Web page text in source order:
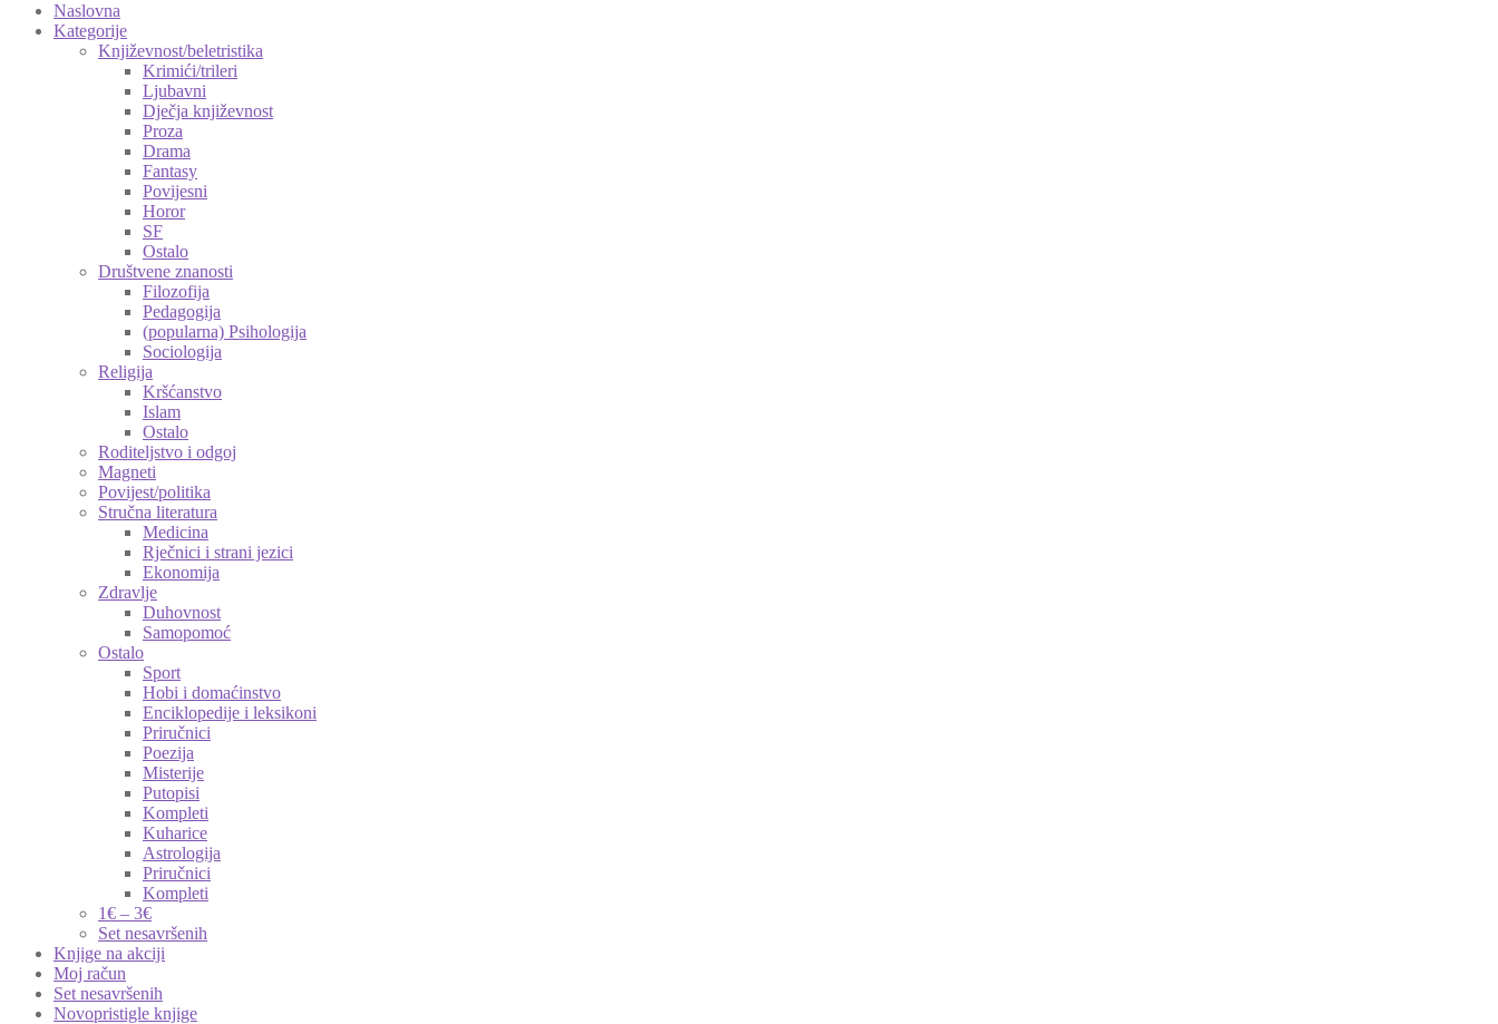
Naslovna
Kategorije
Književnost/beletristika
Krimići/trileri
Ljubavni
Dječja književnost
Proza
Drama
Fantasy
Povijesni
Horor
SF
Ostalo
Društvene znanosti
Filozofija
Pedagogija
(popularna) Psihologija
Sociologija
Religija
Kršćanstvo
Islam
Ostalo
Roditeljstvo i odgoj
Magneti
Povijest/politika
Stručna literatura
Medicina
Rječnici i strani jezici
Ekonomija
Zdravlje
Duhovnost
Samopomoć
Ostalo
Sport
Hobi i domaćinstvo
Enciklopedije i leksikoni
Priručnici
Poezija
Misterije
Putopisi
Kompleti
Kuharice
Astrologija
Priručnici
Kompleti
1€ – 3€
Set nesavršenih
Knjige na akciji
Moj račun
Set nesavršenih
Novopristigle knjige